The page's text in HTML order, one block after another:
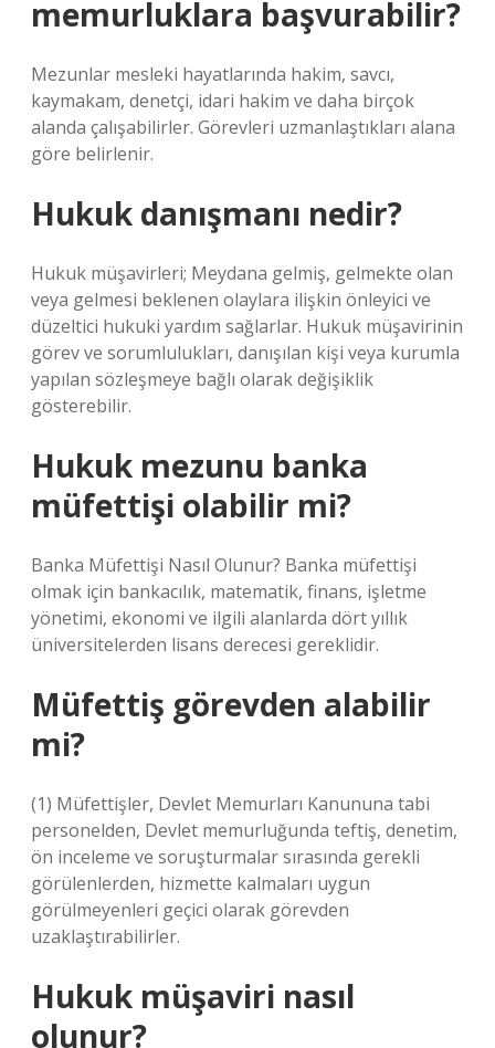
memurluklara başvurabilir?
Mezunlar mesleki hayatlarında hakim, savcı,
kaymakam, denetçi, idari hakim ve daha birçok
alanda çalışabilirler. Görevleri uzmanlaştıkları alana
göre belirlenir.
Hukuk danışmanı nedir?
Hukuk müşavirleri; Meydana gelmiş, gelmekte olan
veya gelmesi beklenen olaylara ilişkin önleyici ve
düzeltici hukuki yardım sağlarlar. Hukuk müşavirinin
görev ve sorumlulukları, danışılan kişi veya kurumla
yapılan sözleşmeye bağlı olarak değişiklik
gösterebilir.
Hukuk mezunu banka
müfettişi olabilir mi?
Banka Müfettişi Nasıl Olunur? Banka müfettişi
olmak için bankacılık, matematik, finans, işletme
yönetimi, ekonomi ve ilgili alanlarda dört yıllık
üniversitelerden lisans derecesi gereklidir.
Müfettiş görevden alabilir
mi?
(1) Müfettişler, Devlet Memurları Kanununa tabi
personelden, Devlet memurluğunda teftiş, denetim,
ön inceleme ve soruşturmalar sırasında gerekli
görülenlerden, hizmette kalmaları uygun
görülmeyenleri geçici olarak görevden
uzaklaştırabilirler.
Hukuk müşaviri nasıl
olunur?